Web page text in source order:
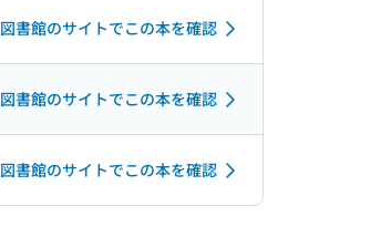
書館のサイトでこの本を確認
書館のサイトでこの本を確認
書館のサイトでこの本を確認